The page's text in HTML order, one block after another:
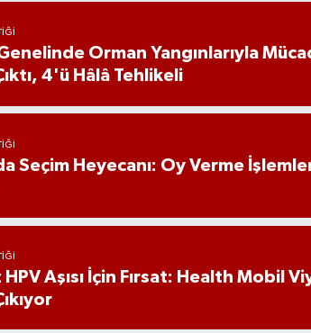
Orman Yangınlarıyla
4'ü Hâlâ Tehlikeli
Seçim Heyecanı: Oy Verme
Aşısı İçin Fırsat: Health Mobil